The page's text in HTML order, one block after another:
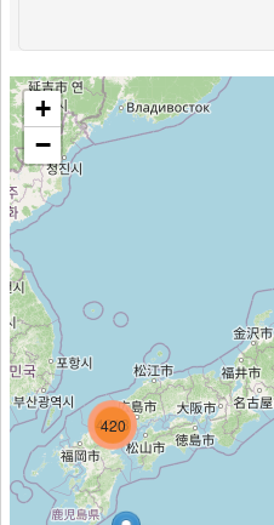
420
1655
4313
+
−